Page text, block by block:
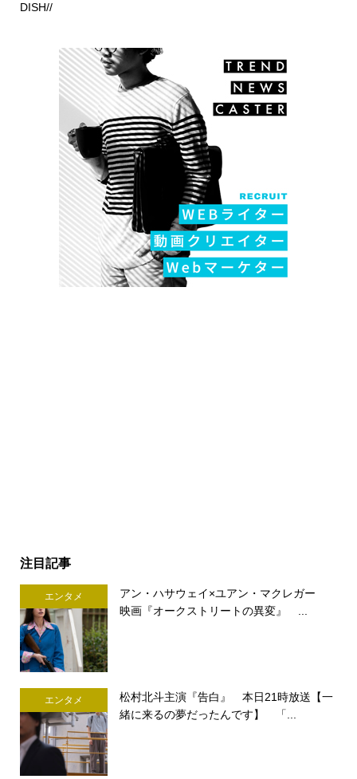
DISH//
注目記事
エンタメ
アン・ハサウェイ×ユアン・マクレガー
映画『オークストリートの異変』 ...
エンタメ
松村北斗主演『告白』 本日21時放送【一
緒に来るの夢だったんです】 「...